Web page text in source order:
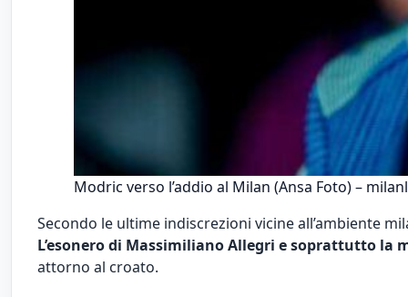
Modric verso l’addio al Milan (Ansa Foto) –
Secondo le ultime indiscrezioni vicine all’ambiente
L’esonero di Massimiliano Allegri e soprattutto la
attorno al croato.